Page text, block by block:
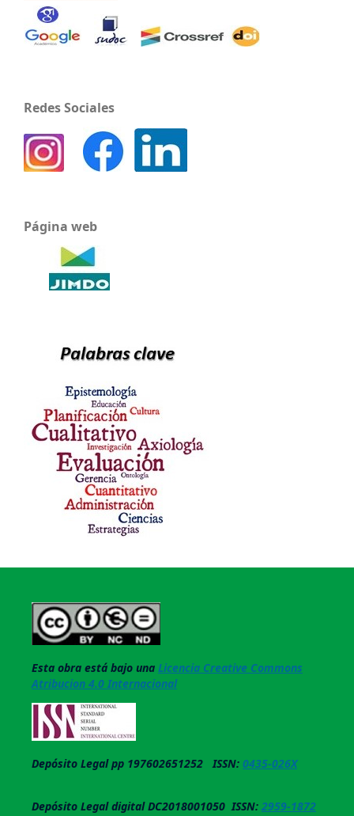
Redes Sociales
Página web
Esta obra está bajo una Licencia Creative Commons
Atribucion 4.0 Internacional
Depósito Legal pp 197602651252 ISSN: 0435-026X
Depósito Legal digital DC2018001050 ISSN: 2959-1872